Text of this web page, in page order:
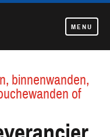
MENU
binnenwanden,
of